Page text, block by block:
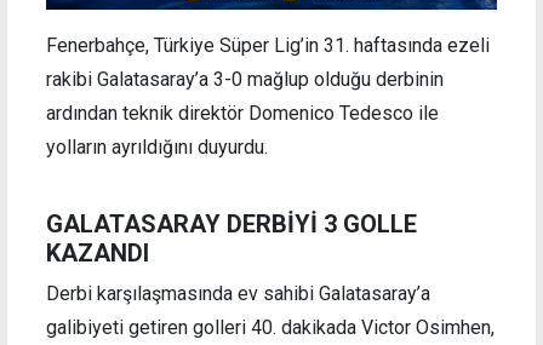
Fenerbahçe, Türkiye Süper Lig’in 31. haftasında ezeli
rakibi Galatasaray’a 3-0 mağlup olduğu derbinin
ardından teknik direktör Domenico Tedesco ile
yolların ayrıldığını duyurdu.
GALATASARAY DERBİYİ 3 GOLLE
KAZANDI
Derbi karşılaşmasında ev sahibi Galatasaray’a
galibiyeti getiren golleri 40. dakikada Victor Osimhen,